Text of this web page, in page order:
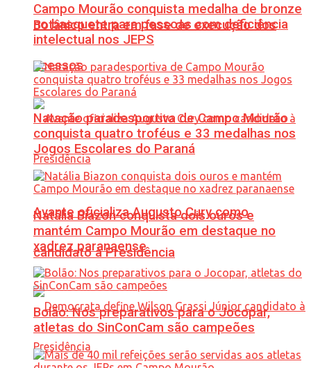
Botânico entra em fase de execução dos
acessos
Avante oficializa Augusto Cury como
candidato à Presidência
Campo Mourão conquista medalha de bronze
no basquete para pessoas com deficiência
intelectual nos JEPS
Natação paradesportiva de Campo Mourão
conquista quatro troféus e 33 medalhas nos
Jogos Escolares do Paraná
Natália Biazon conquista dois ouros e
mantém Campo Mourão em destaque no
xadrez paranaense
Bolão: Nos preparativos para o Jocopar,
atletas do SinConCam são campeões